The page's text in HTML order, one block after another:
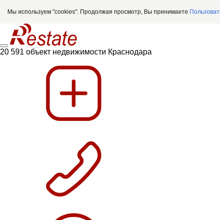
Мы используем "cookies". Продолжая просмотр, Вы принимаете
20 591 объект недвижимости Краснодара